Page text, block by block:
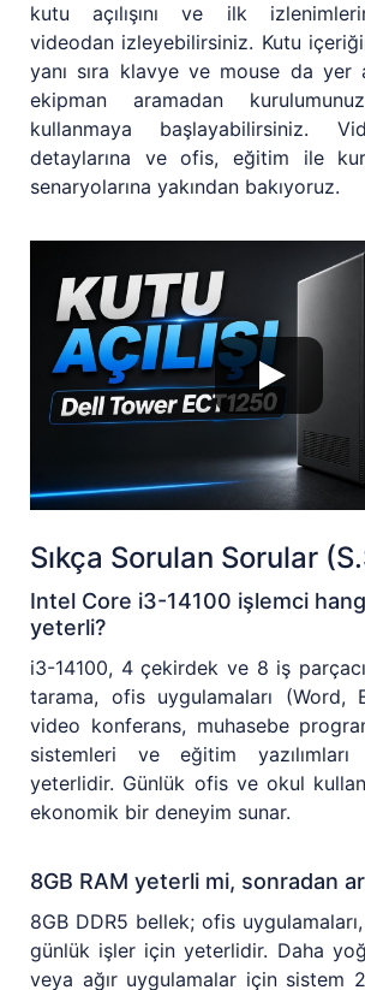
kutu açılışını ve ilk
videodan izleyebilirsiniz. Kutu
yanı sıra klavye ve mouse da yer
ekipman aramadan
kullanmaya başlayabilirsiniz.
detaylarına ve ofis, eğitim ile
senaryolarına yakından bakıyoruz.
Sıkça Sorulan Sorular
Intel Core i3-14100 işlemci
yeterli?
i3-14100, 4 çekirdek ve 8 iş
tarama, ofis uygulamaları (Word,
video konferans, muhasebe
sistemleri ve eğitim yazılımları
yeterlidir. Günlük ofis ve okul
ekonomik bir deneyim sunar.
8GB RAM yeterli mi, sonradan
8GB DDR5 bellek; ofis
günlük işler için yeterlidir. Daha
veya ağır uygulamalar için sistem